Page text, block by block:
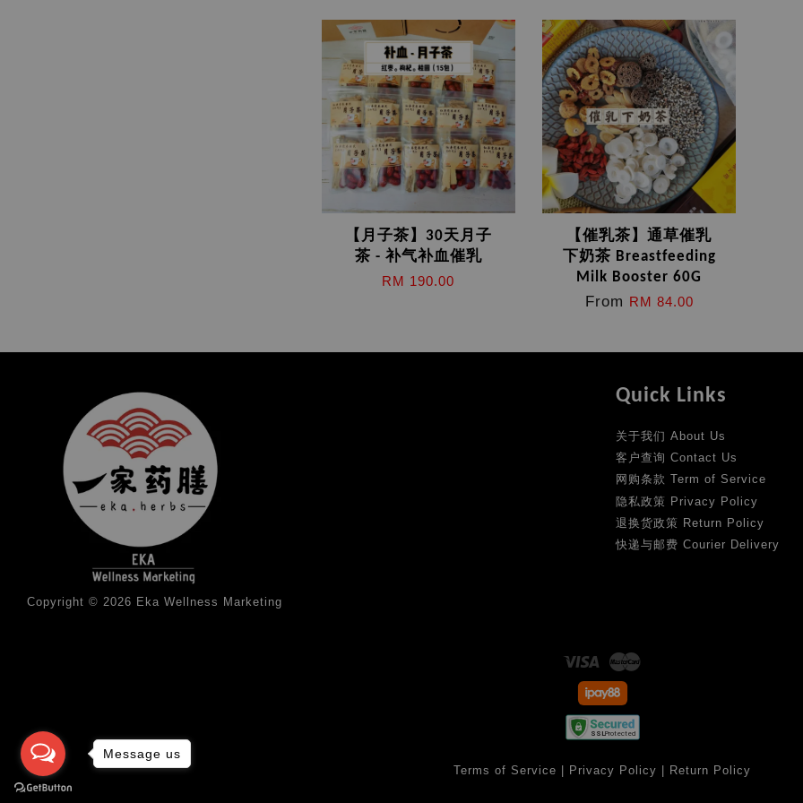
【月子茶】30天月子
茶 - 补气补血催乳
RM 190.00
【催乳茶】通草催乳
下奶茶 Breastfeeding
Milk Booster 60G
From RM 84.00
Copyright © 2026 Eka Wellness Marketing
Quick Links
关于我们 About Us
客户查询 Contact Us
网购条款 Term of Service
隐私政策 Privacy Policy
退换货政策 Return Policy
快递与邮费 Courier Delivery
Visa
Terms of Service | Privacy Policy | Return Policy
Message us